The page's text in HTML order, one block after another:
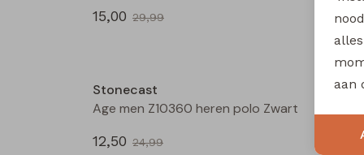
15,00 29,99
17,50
Stonecast
Age men Z10360 heren polo Zwart
12,50 24,99
aan